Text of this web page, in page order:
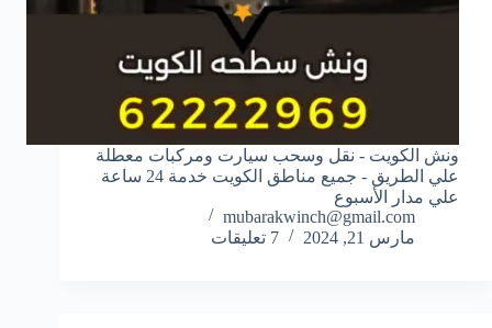
ونش الكويت - نقل وسحب سيارت ومركبات معطلة
علي الطريق - جميع مناطق الكويت خدمة 24 ساعة
علي مدار الأسبوع
mubarakwinch@gmail.com
مارس 21, 2024
7 تعليقات